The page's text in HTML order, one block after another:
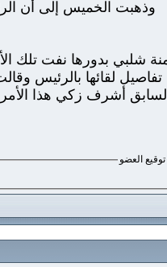
تفاصيل لقائها بالرئيس
السابق أشرف زكي هذا
توقيع العضو